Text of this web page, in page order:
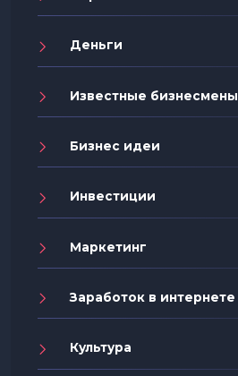
Деньги
Известные бизнесмены
Бизнес идеи
Инвестиции
Маркетинг
Заработок в интернете
Культура